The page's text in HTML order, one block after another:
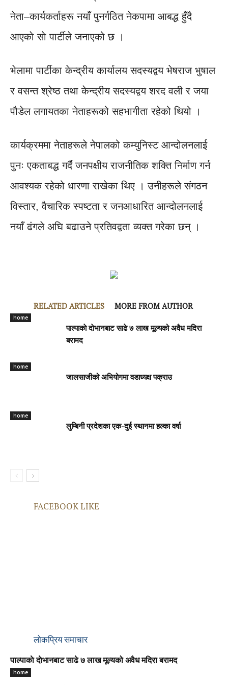
नेता–कार्यकर्ताहरू नयाँ पुनर्गठित नेकपामा आबद्ध हुँदै
आएकाे साे पार्टीले जनाएको छ ।
भेलामा पार्टीका केन्द्रीय कार्यालय सदस्यद्वय भेषराज भुषाल
र वसन्त श्रेष्ठ तथा केन्द्रीय सदस्यद्वय शरद वली र जया
पौडेल लगायतका नेताहरूको सहभागीता रहेको थियो ।
कार्यक्रममा नेताहरूले नेपालको कम्युनिस्ट आन्दोलनलाई
पुनः एकताबद्ध गर्दै जनपक्षीय राजनीतिक शक्ति निर्माण गर्न
आवश्यक रहेको धारणा राखेका थिए । उनीहरूले संगठन
विस्तार, वैचारिक स्पष्टता र जनआधारित आन्दोलनलाई
नयाँ ढंगले अघि बढाउने प्रतिवद्वता व्यक्त गरेका छन् ।
RELATED ARTICLES MORE FROM AUTHOR
home
पाल्पाकाे दाेभानबाट साढे ७ लाख मूल्यको अवैध मदिरा
बरामद
home
जालसाजीको अभियोगमा वडाध्यक्ष पक्राउ
home
लुम्बिनी प्रदेशका एक-दुई स्थानमा हल्का वर्षा
FACEBOOK LIKE
लोकप्रिय समाचार
पाल्पाकाे दाेभानबाट साढे ७ लाख मूल्यको अवैध मदिरा बरामद
home